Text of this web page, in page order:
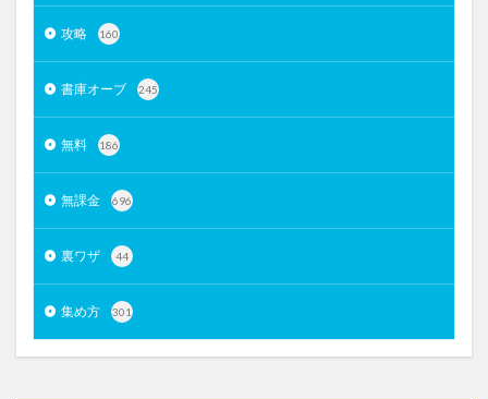
攻略 160
書庫オーブ 245
無料 186
無課金 696
裏ワザ 44
集め方 301